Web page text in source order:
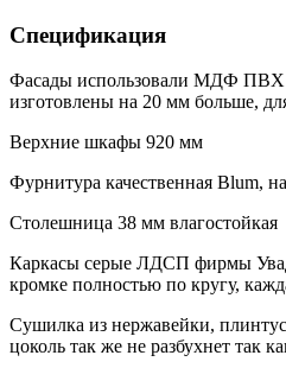
Спецификация
Фасады использовали МДФ ПВХ
изготовлены на 20 мм больше,
Верхние шкафы 920 мм
Фурнитура качественная Blum,
Столешница 38 мм влагостойкая
Каркасы серые ЛДСП фирмы
кромке полностью по кругу,
Сушилка из нержавейки,
цоколь так же не разбухнет так